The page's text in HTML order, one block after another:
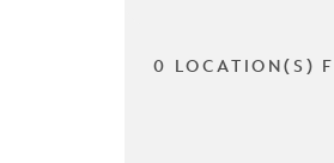
0 LOCATION(S)